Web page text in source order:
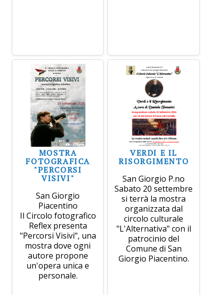
MOSTRA
FOTOGRAFICA
"PERCORSI
VISIVI"
San Giorgio
Piacentino
Il Circolo fotografico
Reflex presenta
"Percorsi Visivi", una
mostra dove ogni
autore propone
un'opera unica e
personale.
VERDI E IL
RISORGIMENTO
San Giorgio P.no
Sabato 20 settembre
si terrà la mostra
organizzata dal
circolo culturale
"L'Alternativa" con il
patrocinio del
Comune di San
Giorgio Piacentino.